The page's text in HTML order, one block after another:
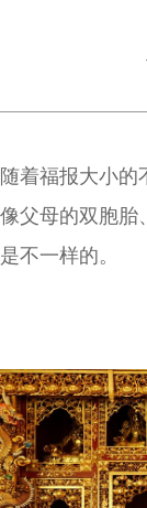
随着福报大小
像父母的双胞胎
是不一样的。